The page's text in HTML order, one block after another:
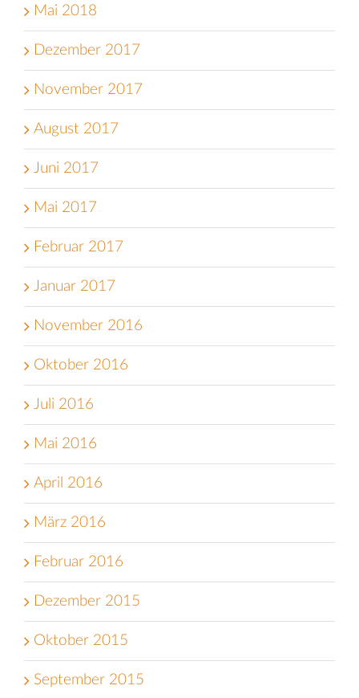
Mai 2018
Dezember 2017
November 2017
August 2017
Juni 2017
Mai 2017
Februar 2017
Januar 2017
November 2016
Oktober 2016
Juli 2016
Mai 2016
April 2016
März 2016
Februar 2016
Dezember 2015
Oktober 2015
September 2015